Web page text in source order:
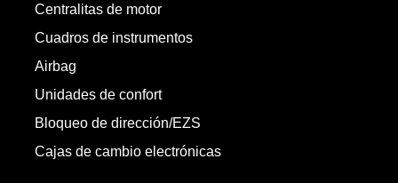
Centralitas de motor
Cuadros de instrumentos
Airbag
Unidades de confort
Bloqueo de dirección/EZS
Cajas de cambio electrónicas